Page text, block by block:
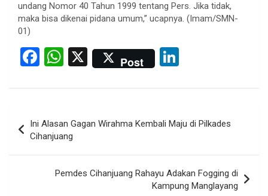
undang Nomor 40 Tahun 1999 tentang Pers. Jika tidak,
maka bisa dikenai pidana umum,” ucapnya. (Imam/SMN-
01)
F
ce
b
o
o
W
at
s
A
p
p
X Post
ke
dI
n
navigation
Ini Alasan Gagan Wirahma Kembali Maju di Pilkades
Cihanjuang
Pemdes Cihanjuang Rahayu Adakan Fogging di
Kampung Manglayang